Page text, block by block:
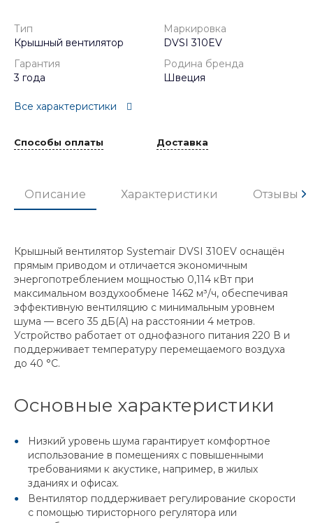
Тип
Крышный вентилятор
Маркировка
DVSI 310EV
Гарантия
3 года
Родина бренда
Швеция
Все характеристики
Способы оплаты Доставка
Описание Характеристики Отзывы
Крышный вентилятор Systemair DVSI 310EV оснащён
прямым приводом и отличается экономичным
энергопотреблением мощностью 0,114 кВт при
максимальном воздухообмене 1462 м³/ч, обеспечивая
эффективную вентиляцию с минимальным уровнем
шума — всего 35 дБ(А) на расстоянии 4 метров.
Устройство работает от однофазного питания 220 В и
поддерживает температуру перемещаемого воздуха
до 40 °C.
Основные характеристики
Низкий уровень шума гарантирует комфортное
использование в помещениях с повышенными
требованиями к акустике, например, в жилых
зданиях и офисах.
Вентилятор поддерживает регулирование скорости
с помощью тиристорного регулятора или